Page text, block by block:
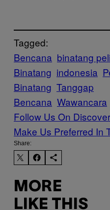
Tagged:
Bencana binatang
Binatang indonesia
Binatang Tanggap
Bencana Wawancara
Follow Us On Discover
Make Us Preferred In
Share:
MORE
LIKE THIS